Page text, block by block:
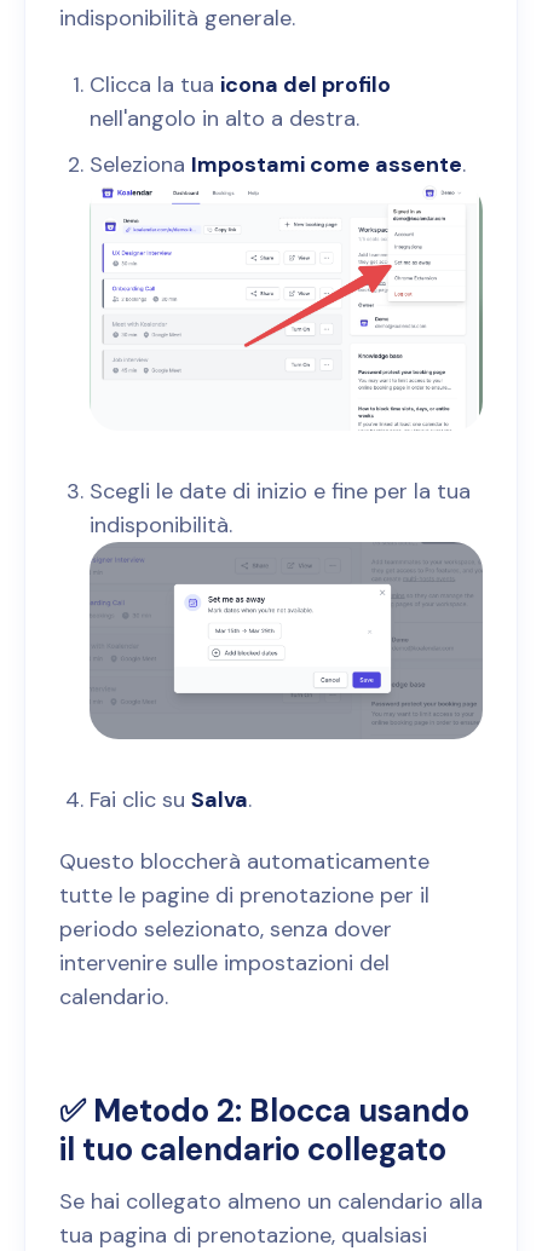
indisponibilità generale.
Clicca la tua icona del profilo
nell'angolo in alto a destra.
Seleziona Impostami come assente.
Scegli le date di inizio e fine per la tua
indisponibilità.
Fai clic su Salva.
Questo bloccherà automaticamente
tutte le pagine di prenotazione per il
periodo selezionato, senza dover
intervenire sulle impostazioni del
calendario.
✅ Metodo 2: Blocca usando
il tuo calendario collegato
Se hai collegato almeno un calendario alla
tua pagina di prenotazione, qualsiasi